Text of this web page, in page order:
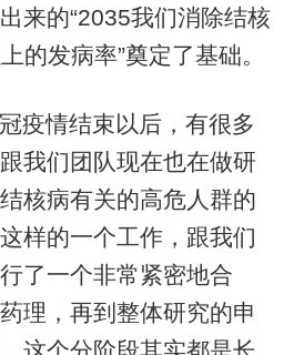
来的“2035我们消除结核
的发病率”奠定了基础。
疫情结束以后，有很多
我们团队现在也在做研
核病有关的高危人群的
样的一个工作，跟我们
了一个非常紧密地合
理，再到整体研究的申
这个分阶段其实都是长